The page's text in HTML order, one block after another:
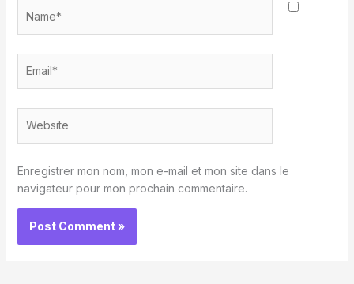
Enregistrer mon nom, mon e-mail et mon site dans le
navigateur pour mon prochain commentaire.